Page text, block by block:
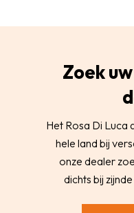
Zoek
Het Rosa Di Luca
hele land bij
onze dealer
dichts bij